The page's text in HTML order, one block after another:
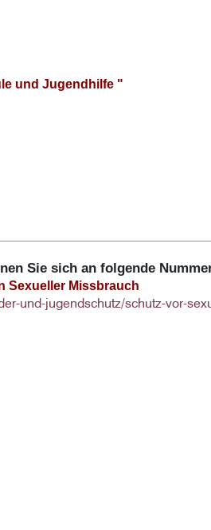
und Jugendhilfe "
Sie sich an folgende
Sexueller Missbrauch
und-jugendschutz/schutz-vor-